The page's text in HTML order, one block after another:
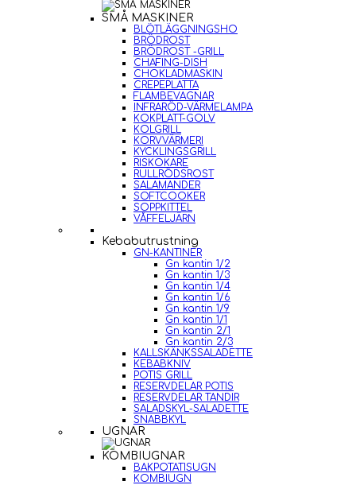
SMÅ MASKINER
BLÖTLÄGGNINGSHO
BRÖDROST
BRÖDROST -GRILL
CHAFING-DISH
CHOKLADMASKIN
CREPEPLATTA
FLAMBEVAGNAR
INFRARÖD-VÄRMELAMPA
KOKPLATT-GOLV
KOLGRILL
KORVVÄRMERI
KYCKLINGSGRILL
RISKOKARE
RULLRÖDSROST
SALAMANDER
SOFTCOOKER
SOPPKITTEL
VÅFFELJÄRN
Kebabutrustning
GN-KANTINER
Gn kantin 1/2
Gn kantin 1/3
Gn kantin 1/4
Gn kantin 1/6
Gn kantin 1/9
Gn kantin 1/1
Gn kantin 2/1
Gn kantin 2/3
KALLSKÄNKSSALADETTE
KEBABKNIV
POTIS GRILL
RESERVDELAR POTIS
RESERVDELAR TANDIR
SALADSKYL-SALADETTE
SNABBKYL
UGNAR
KOMBIUGNAR
BAKPOTATISUGN
KOMBIUGN